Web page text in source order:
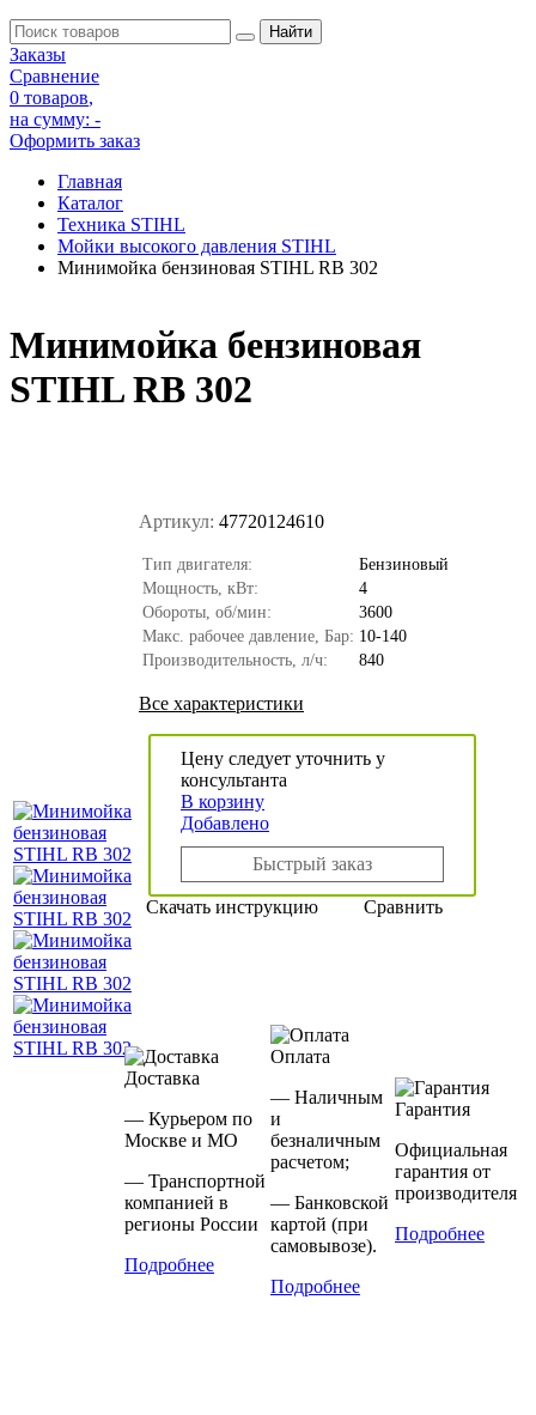
Заказы
Сравнение
0 товаров,
на сумму: -
Оформить заказ
Главная
Каталог
Техника STIHL
Мойки высокого давления STIHL
Минимойка бензиновая STIHL RB 302
Минимойка бензиновая
STIHL RB 302
Артикул: 47720124610
Тип двигателя:
Бензиновый
Мощность, кВт:
4
Обороты, об/мин:
3600
Макс. рабочее давление, Бар: 10-140
Производительность, л/ч:
840
Все характеристики
Цену следует уточнить у
консультанта
В корзину
Добавлено
Быстрый заказ
Скачать инструкцию Сравнить
Доставка
— Курьером по
Москве и МО
— Транспортной
компанией в
регионы России
Подробнее
Оплата
— Наличным
и
безналичным
расчетом;
— Банковской
картой (при
самовывозе).
Подробнее
Гарантия
Официальная
гарантия от
производителя
Подробнее